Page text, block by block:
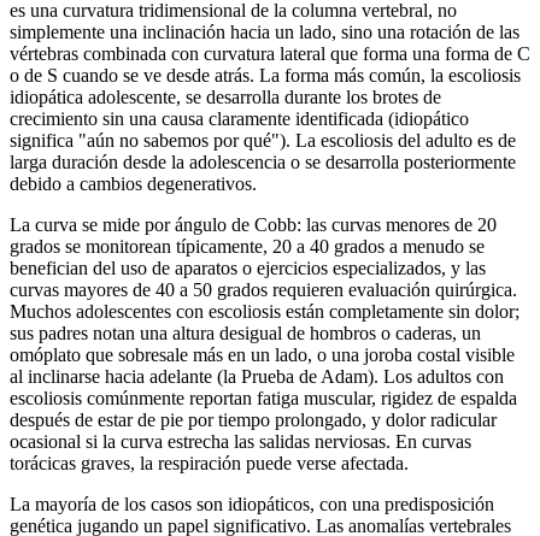
es una curvatura tridimensional de la columna vertebral, no
simplemente una inclinación hacia un lado, sino una rotación de las
vértebras combinada con curvatura lateral que forma una forma de C
o de S cuando se ve desde atrás. La forma más común, la escoliosis
idiopática adolescente, se desarrolla durante los brotes de
crecimiento sin una causa claramente identificada (idiopático
significa "aún no sabemos por qué"). La escoliosis del adulto es de
larga duración desde la adolescencia o se desarrolla posteriormente
debido a cambios degenerativos.
La curva se mide por ángulo de Cobb: las curvas menores de 20
grados se monitorean típicamente, 20 a 40 grados a menudo se
benefician del uso de aparatos o ejercicios especializados, y las
curvas mayores de 40 a 50 grados requieren evaluación quirúrgica.
Muchos adolescentes con escoliosis están completamente sin dolor;
sus padres notan una altura desigual de hombros o caderas, un
omóplato que sobresale más en un lado, o una joroba costal visible
al inclinarse hacia adelante (la Prueba de Adam). Los adultos con
escoliosis comúnmente reportan fatiga muscular, rigidez de espalda
después de estar de pie por tiempo prolongado, y dolor radicular
ocasional si la curva estrecha las salidas nerviosas. En curvas
torácicas graves, la respiración puede verse afectada.
La mayoría de los casos son idiopáticos, con una predisposición
genética jugando un papel significativo. Las anomalías vertebrales